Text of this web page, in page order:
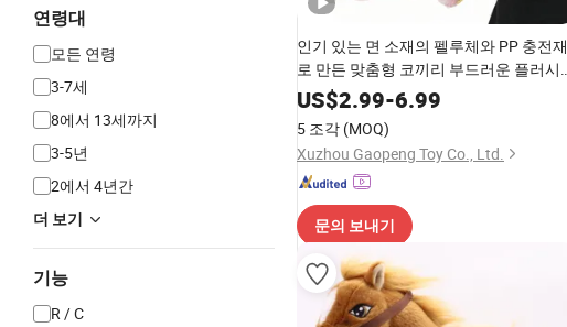
연령대
모든 연령
3-7세
8에서 13세까지
3-5년
2에서 4년간
더 보기
기능
R / C
인기 있는 면 소재의 펠루체와 PP 충전재
로 만든 맞춤형 코끼리 부드러운 플러시
봉제 인형 아동 선물
US$2.99-6.99
5 조각 (MOQ)
Xuzhou Gaopeng Toy Co., Ltd.
문의 보내기